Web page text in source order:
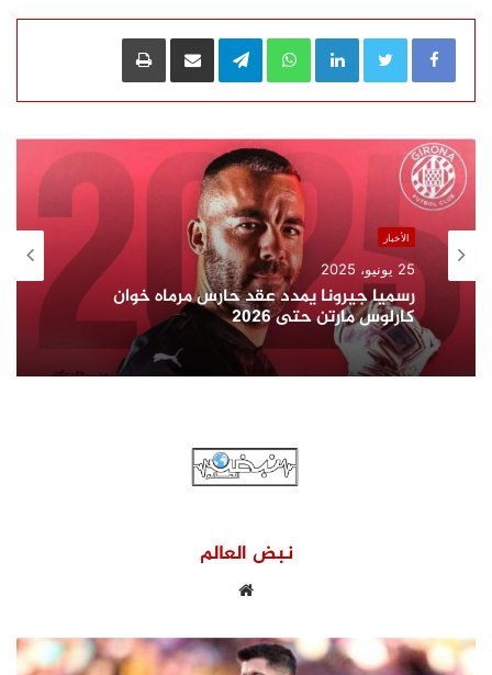
LinkedIn
WhatsApp
Telegramمشاركة عبر البريد طباعة
الأخبار
25 يونيو، 2025
رسميا جيرونا يمدد عقد حارس مرماه خوان
كارلوس مارتن حتى 2026
الأخبار
11 فبراير، 2025
لدور الاربعة فى دورى كرة السلة على مستوى
نبض العالم